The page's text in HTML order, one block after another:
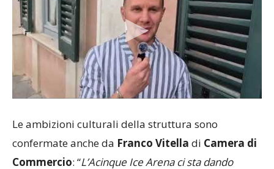
Le ambizioni culturali della struttura sono
confermate anche daFranco VitelladiCamera di
Commercio: “L’Acinque Ice Arena ci sta dando
enormi soddisfazioni. Uno dei nostri asset è